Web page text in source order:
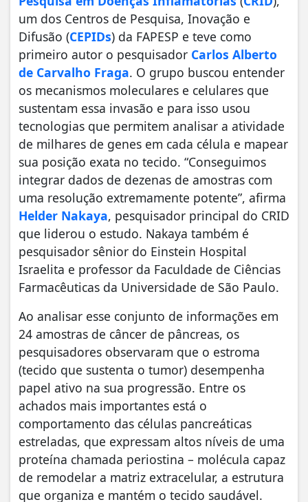
um dos Centros de Pesquisa, Inovação e
Difusão (CEPIDs) da FAPESP e teve como
primeiro autor o pesquisador Carlos Alberto
de Carvalho Fraga. O grupo buscou entender
os mecanismos moleculares e celulares que
sustentam essa invasão e para isso usou
tecnologias que permitem analisar a atividade
de milhares de genes em cada célula e mapear
sua posição exata no tecido. “Conseguimos
integrar dados de dezenas de amostras com
uma resolução extremamente potente”, afirma
Helder Nakaya, pesquisador principal do CRID
que liderou o estudo. Nakaya também é
pesquisador sênior do Einstein Hospital
Israelita e professor da Faculdade de Ciências
Farmacêuticas da Universidade de São Paulo.
Ao analisar esse conjunto de informações em
24 amostras de câncer de pâncreas, os
pesquisadores observaram que o estroma
(tecido que sustenta o tumor) desempenha
papel ativo na sua progressão. Entre os
achados mais importantes está o
comportamento das células pancreáticas
estreladas, que expressam altos níveis de uma
proteína chamada periostina – molécula capaz
de remodelar a matriz extracelular, a estrutura
que organiza e mantém o tecido saudável.